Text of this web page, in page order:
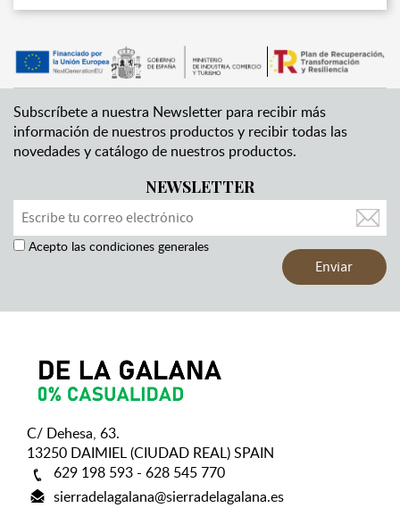
Subscríbete a nuestra Newsletter para recibir más
información de nuestros productos y recibir todas las
novedades y catálogo de nuestros productos.
NEWSLETTER
Acepto las condiciones generales
C/ Dehesa, 63.
13250 DAIMIEL (CIUDAD REAL) SPAIN
629 198 593 - 628 545 770
sierradelagalana@sierradelagalana.es